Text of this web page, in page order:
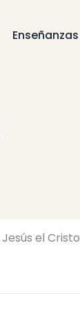
Enseñanzas
Jesús el Cristo